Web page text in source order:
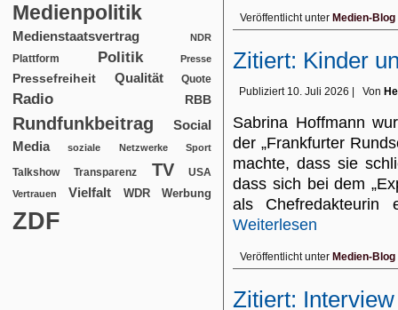
Medienpolitik
Medienstaatsvertrag NDR
Plattform Politik Presse
Pressefreiheit Qualität Quote
Radio RBB
Rundfunkbeitrag
Social
Media
soziale Netzwerke Sport
Talkshow Transparenz TV USA
Vertrauen Vielfalt WDR Werbung
ZDF
Veröffentlicht unter Medien-Blog
Zitiert: Kinder
Publiziert 10. Juli 2026 Von
Sabrina Hoffmann
der „Frankfurter
machte, dass sie
dass sich bei dem
als Chefredakteurin
Weiterlesen
Veröffentlicht unter Medien-Blog
Zitiert: